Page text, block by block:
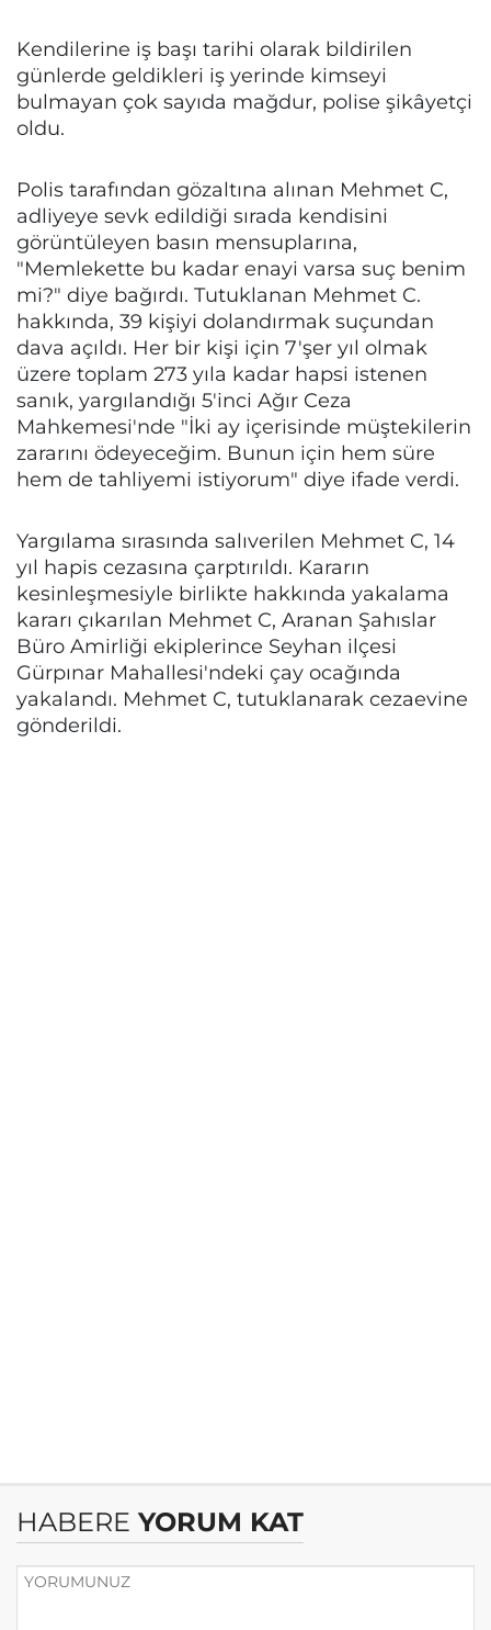
Kendilerine iş başı tarihi olarak bildirilen
günlerde geldikleri iş yerinde kimseyi
bulmayan çok sayıda mağdur, polise şikâyetçi
oldu.
Polis tarafından gözaltına alınan Mehmet C,
adliyeye sevk edildiği sırada kendisini
görüntüleyen basın mensuplarına,
"Memlekette bu kadar enayi varsa suç benim
mi?" diye bağırdı. Tutuklanan Mehmet C.
hakkında, 39 kişiyi dolandırmak suçundan
dava açıldı. Her bir kişi için 7'şer yıl olmak
üzere toplam 273 yıla kadar hapsi istenen
sanık, yargılandığı 5'inci Ağır Ceza
Mahkemesi'nde "İki ay içerisinde müştekilerin
zararını ödeyeceğim. Bunun için hem süre
hem de tahliyemi istiyorum" diye ifade verdi.
Yargılama sırasında salıverilen Mehmet C, 14
yıl hapis cezasına çarptırıldı. Kararın
kesinleşmesiyle birlikte hakkında yakalama
kararı çıkarılan Mehmet C, Aranan Şahıslar
Büro Amirliği ekiplerince Seyhan ilçesi
Gürpınar Mahallesi'ndeki çay ocağında
yakalandı. Mehmet C, tutuklanarak cezaevine
gönderildi.
HABERE YORUM KAT